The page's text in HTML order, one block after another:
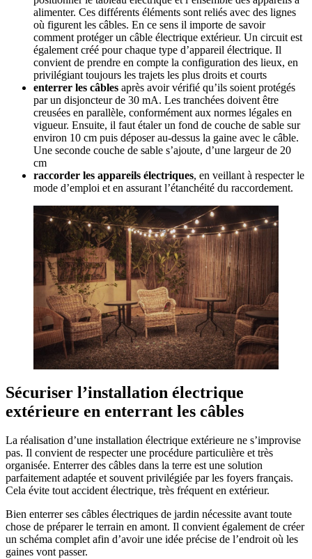
alimenter. Ces différents éléments sont reliés avec des lignes
où figurent les câbles. En ce sens il importe de savoir
comment protéger un câble électrique extérieur. Un circuit est
également créé pour chaque type d’appareil électrique. Il
convient de prendre en compte la configuration des lieux, en
privilégiant toujours les trajets les plus droits et courts
enterrer les câbles après avoir vérifié qu’ils soient protégés
par un disjoncteur de 30 mA. Les tranchées doivent être
creusées en parallèle, conformément aux normes légales en
vigueur. Ensuite, il faut étaler un fond de couche de sable sur
environ 10 cm puis déposer au-dessus la gaine avec le câble.
Une seconde couche de sable s’ajoute, d’une largeur de 20
cm
raccorder les appareils électriques, en veillant à respecter le
mode d’emploi et en assurant l’étanchéité du raccordement.
Sécuriser l’installation électrique
extérieure en enterrant les câbles
La réalisation d’une installation électrique extérieure ne s’improvise
pas. Il convient de respecter une procédure particulière et très
organisée. Enterrer des câbles dans la terre est une solution
parfaitement adaptée et souvent privilégiée par les foyers français.
Cela évite tout accident électrique, très fréquent en extérieur.
Bien enterrer ses câbles électriques de jardin nécessite avant toute
chose de préparer le terrain en amont. Il convient également de créer
un schéma complet afin d’avoir une idée précise de l’endroit où les
gaines vont passer.